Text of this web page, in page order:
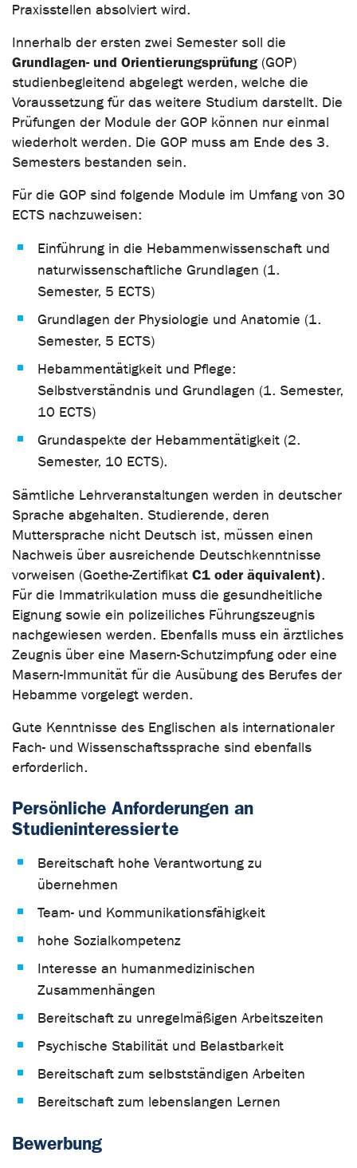
Praxisstellen absolviert wird.
Innerhalb der ersten zwei Semester soll die
Grundlagen- und Orientierungsprüfung(GOP)
studienbegleitend abgelegt werden, welche die
Voraussetzung für das weitere Studium darstellt. Die
Prüfungen der Module der GOP können nur einmal
wiederholt werden. Die GOP muss am Ende des 3.
Semesters bestanden sein.
Für die GOP sind folgende Module im Umfang von 30
ECTS nachzuweisen:
Einführung in die Hebammenwissenschaft und
naturwissenschaftliche Grundlagen (1.
Semester, 5 ECTS)
Grundlagen der Physiologie und Anatomie (1.
Semester, 5 ECTS)
Hebammentätigkeit und Pflege:
Selbstverständnis und Grundlagen (1. Semester,
10 ECTS)
Grundaspekte der Hebammentätigkeit (2.
Semester, 10 ECTS).
Sämtliche Lehrveranstaltungen werden in deutscher
Sprache abgehalten. Studierende, deren
Muttersprache nicht Deutsch ist, müssen einen
Nachweis über ausreichende Deutschkenntnisse
vorweisen (Goethe-Zertifikat C1 oder äquivalent).
Für die Immatrikulation muss die gesundheitliche
Eignung sowie ein polizeiliches Führungszeugnis
nachgewiesen werden. Ebenfalls muss ein ärztliches
Zeugnis über eine Masern-Schutzimpfung oder eine
Masern-Immunität für die Ausübung des Berufes der
Hebamme vorgelegt werden.
Gute Kenntnisse des Englischen als internationaler
Fach- und Wissenschaftssprache sind ebenfalls
erforderlich.
Persönliche Anforderungen an
Studieninteressierte
Bereitschaft hohe Verantwortung zu
übernehmen
Team- und Kommunikationsfähigkeit
hohe Sozialkompetenz
Interesse an humanmedizinischen
Zusammenhängen
Bereitschaft zu unregelmäßigen Arbeitszeiten
Psychische Stabilität und Belastbarkeit
Bereitschaft zum selbstständigen Arbeiten
Bereitschaft zum lebenslangen Lernen
Bewerbung